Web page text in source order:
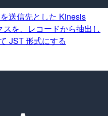
送信先とした Kinesis
を、レコードから抽出し
JST 形式にする